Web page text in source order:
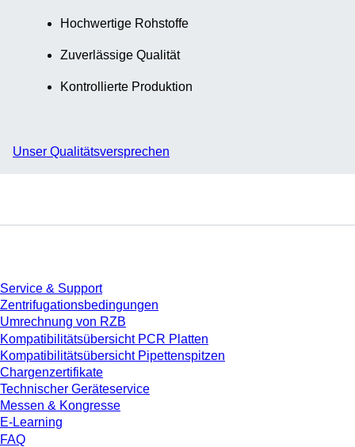
Hochwertige Rohstoffe
Zuverlässige Qualität
Kontrollierte Produktion
Unser Qualitätsversprechen
Service & Support
Zentrifugationsbedingungen
Umrechnung von RZB
Kompatibilitätsübersicht PCR Platten
Kompatibilitätsübersicht Pipettenspitzen
Chargenzertifikate
Technischer Geräteservice
Messen & Kongresse
E-Learning
FAQ